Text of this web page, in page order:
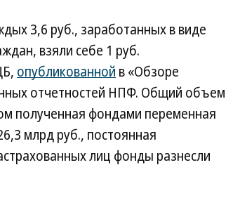
3,6 руб., заработанных в виде
взяли себе 1 руб.
опубликованной в «Обзоре
отчетностей НПФ. Общий объем
полученная фондами переменная
млрд руб., постоянная
лиц фонды разнесли